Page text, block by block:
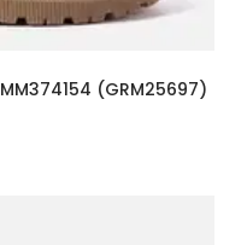
(GRM25697)